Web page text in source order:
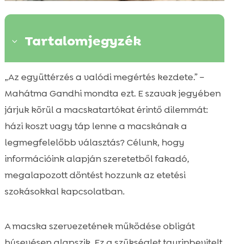
3 Tartalomjegyzék
 Bevezetés: hogyan döntsünk tudatosan a
cicánk etetéséről?
 Macska táplálkozási alapok: mit kíván egy
Házi koszt előnyei és buktatói
Teljes értékű tápok: mit jelent a „complete
and balanced” megjelölés?
 Hipoallergén megoldások és érzékeny
 Árak, érték és költséghatékonyság a
mindennapokban
„Az együttérzés a valódi megértés kezdete.” –
Mahátma Gandhi mondta ezt. E szavak jegyében
járjuk körül a macskatartókat érintő dilemmát:
házi koszt vagy táp lenne a macskának a
legmegfelelőbb választás? Célunk, hogy
információink alapján szeretetből fakadó,
megalapozott döntést hozzunk az etetési
szokásokkal kapcsolatban.
A macska szervezetének működése obligát